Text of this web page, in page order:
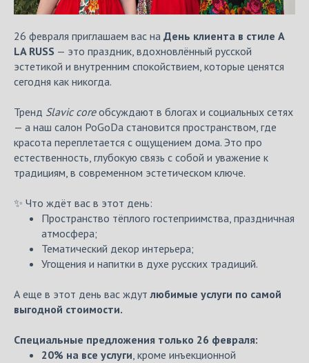
26 февраля приглашаем вас на День клиента в стиле A
LA RUSS — это праздник, вдохновлённый русской
эстетикой и внутренним спокойствием, которые ценятся
сегодня как никогда.
Тренд Slavic coreобсуждают в блогах и социальных сетях
— а наш салон PoGoDa становится пространством, где
красота переплетается с ощущением дома. Это про
естественность, глубокую связь с собой и уважение к
традициям, в современном эстетическом ключе.
✨ Что ждёт вас в этот день:
Пространство тёплого гостеприимства, праздничная
атмосфера;
Тематический декор интерьера;
Угощения и напитки в духе русских традиций.
А еще в этот день вас ждутлюбимые услуги по самой
выгодной стоимости.
Специальные предложения только 26 февраля:
20% на все услуги, кроме инъекционной